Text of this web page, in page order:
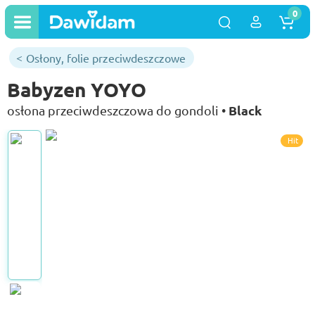
0
Osłony, folie przeciwdeszczowe
Babyzen YOYO
osłona przeciwdeszczowa do gondoli • Black
Hit